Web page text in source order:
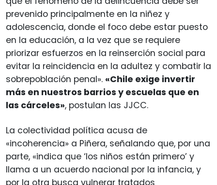
prevenido principalmente en la niñez y
adolescencia, donde el foco debe estar puesto
en la educación, a la vez que se requiere
priorizar esfuerzos en la reinserción social para
evitar la reincidencia en la adultez y combatir la
sobrepoblación penal». «Chile exige invertir
más en nuestros barrios y escuelas que en
las cárceles», postulan las JJCC.
La colectividad política acusa de
«incoherencia» a Piñera, señalando que, por una
parte, «indica que ‘los niños están primero’ y
llama a un acuerdo nacional por la infancia, y
por la otra busca vulnerar tratados